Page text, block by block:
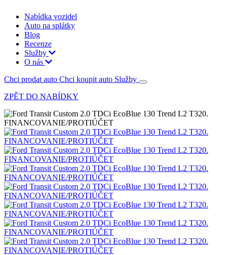
Nabídka vozidel
Auto na splátky
Blog
Recenze
Služby
O nás
Chci prodat auto Chci koupit auto Služby
ZPĚT DO NABÍDKY